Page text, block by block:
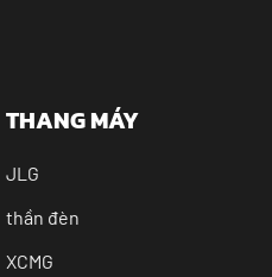
THANG MÁY
JLG
thần đèn
XCMG